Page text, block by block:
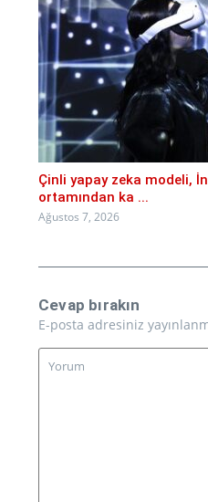
Çinli yapay zeka modeli,
ortamından ka ...
Ağustos 7, 2026
Cevap bırakın
E-posta adresiniz